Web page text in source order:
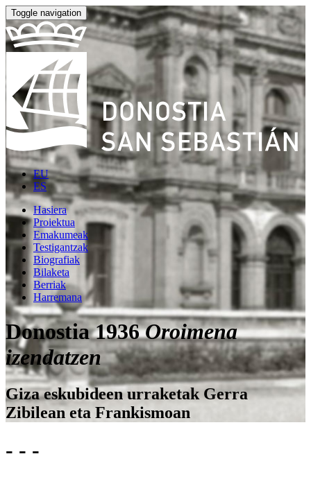
Toggle navigation
EU
ES
Hasiera
Proiektua
Emakumeak
Testigantzak
Biografiak
Bilaketa
Berriak
Harremana
Donostia 1936Oroimena
izendatzen
Giza eskubideen urraketak Gerra
Zibilean eta Frankismoan
- - -